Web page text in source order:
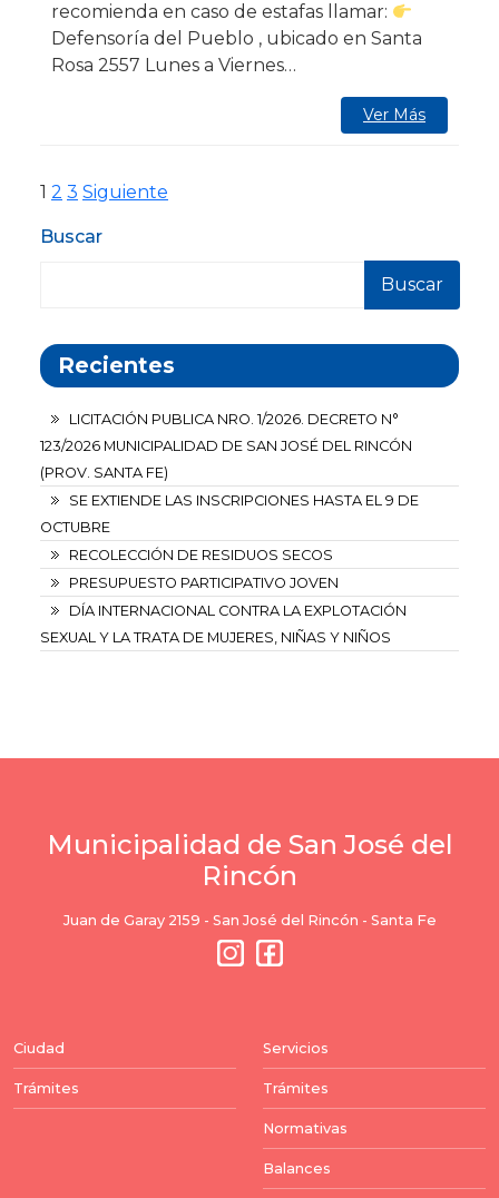
recomienda en caso de estafas llamar:
Defensoría del Pueblo , ubicado en Santa
Rosa 2557 Lunes a Viernes…
Ver Más
Paginación
de
Página
1 Página
2 Página
3 Siguiente
Buscar
Buscar
Recientes
LICITACIÓN PUBLICA NRO. 1/2026. DECRETO N°
123/2026 MUNICIPALIDAD DE SAN JOSÉ DEL RINCÓN
(PROV. SANTA FE)
SE EXTIENDE LAS INSCRIPCIONES HASTA EL 9 DE
OCTUBRE
RECOLECCIÓN DE RESIDUOS SECOS
PRESUPUESTO PARTICIPATIVO JOVEN
DÍA INTERNACIONAL CONTRA LA EXPLOTACIÓN
SEXUAL Y LA TRATA DE MUJERES, NIÑAS Y NIÑOS
Municipalidad de San José del
Rincón
Juan de Garay 2159 - San José del Rincón - Santa Fe
Ciudad
Trámites
Servicios
Trámites
Normativas
Balances